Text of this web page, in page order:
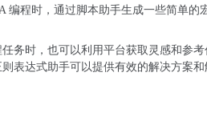
程时，通过脚本助手生成一些简单的
务时，也可以利用平台获取灵感和参
表达式助手可以提供有效的解决方案和